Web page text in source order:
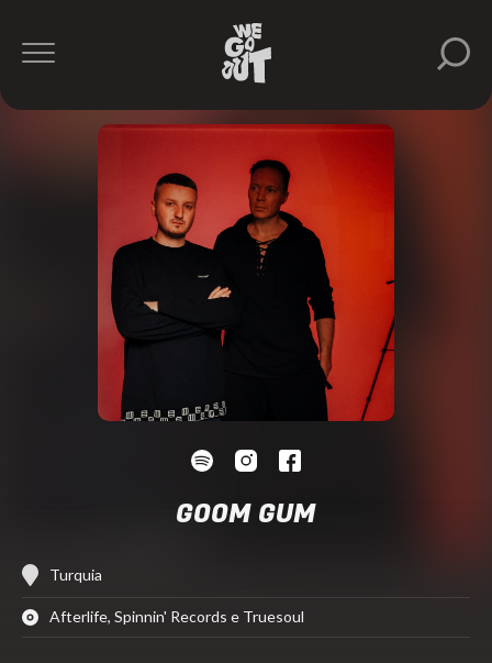
GOOM GUM
Turquia
Afterlife, Spinnin' Records e Truesoul